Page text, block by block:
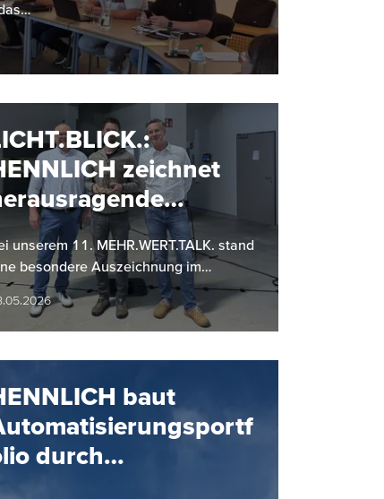
zeichnet
Projekte aus
unserem 11. MEHR.WERT.TALK. stand
besondere Auszeichnung im
Zum ersten Mal wurde im
von LICHT.BLICK. eines von drei…
baut
durch